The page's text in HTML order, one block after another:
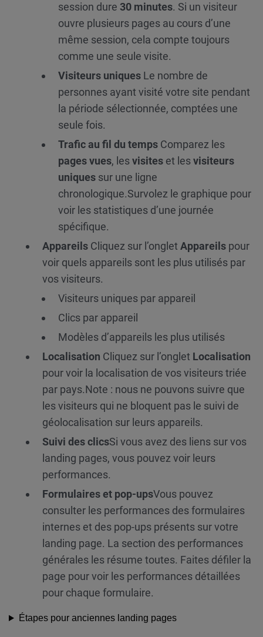
session dure 30 minutes. Si un visiteur
ouvre plusieurs pages au cours d’une
même session, cela compte toujours
comme une seule visite.
Visiteurs uniques Le nombre de
personnes ayant visité votre site pendant
la période sélectionnée, comptées une
seule fois.
Trafic au fil du temps Comparez les
pages vues, lesvisites et lesvisiteurs
uniques sur une ligne
chronologique.Survolez le graphique pour
voir les statistiques d’une journée
spécifique.
Appareils Cliquez sur l’onglet Appareils pour
voir quels appareils sont les plus utilisés par
vos visiteurs.
Visiteurs uniques par appareil
Clics par appareil
Modèles d’appareils les plus utilisés
Localisation Cliquez sur l’onglet Localisation
pour voir la localisation de vos visiteurs triée
par pays.Note : nous ne pouvons suivre que
les visiteurs qui ne bloquent pas le suivi de
géolocalisation sur leurs appareils.
Suivi des clicsSi vous avez des liens sur vos
landing pages, vous pouvez voir leurs
performances.
Formulaires et pop-upsVous pouvez
consulter les performances des formulaires
internes et des pop-ups présents sur votre
landing page. La section des performances
générales les résume toutes. Faites défiler la
page pour voir les performances détaillées
pour chaque formulaire.
Étapes pour anciennes landing pages